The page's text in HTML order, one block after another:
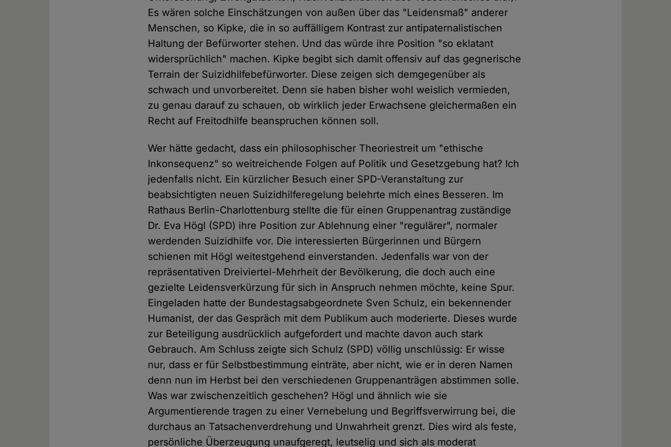
Es wären solche Einschätzungen von außen über das "Leidensmaß" anderer
Menschen, so Kipke, die in so auffälligem Kontrast zur antipaternalistischen
Haltung der Befürworter stehen. Und das würde ihre Position "so eklatant
widersprüchlich" machen. Kipke begibt sich damit offensiv auf das gegnerische
Terrain der Suizidhilfebefürworter. Diese zeigen sich demgegenüber als
schwach und unvorbereitet. Denn sie haben bisher wohl weislich vermieden,
zu genau darauf zu schauen, ob wirklich jeder Erwachsene gleichermaßen ein
Recht auf Freitodhilfe beanspruchen können soll.
Wer hätte gedacht, dass ein philosophischer Theoriestreit um "ethische
Inkonsequenz" so weitreichende Folgen auf Politik und Gesetzgebung hat? Ich
jedenfalls nicht. Ein kürzlicher Besuch einer SPD-Veranstaltung zur
beabsichtigten neuen Suizidhilferegelung belehrte mich eines Besseren. Im
Rathaus Berlin-Charlottenburg stellte die für einen Gruppenantrag zuständige
Dr. Eva Högl (SPD) ihre Position zur Ablehnung einer "regulärer", normaler
werdenden Suizidhilfe vor. Die interessierten Bürgerinnen und Bürgern
schienen mit Högl weitestgehend einverstanden. Jedenfalls war von der
repräsentativen Dreiviertel-Mehrheit der Bevölkerung, die doch auch eine
gezielte Leidensverkürzung für sich in Anspruch nehmen möchte, keine Spur.
Eingeladen hatte der Bundestagsabgeordnete Sven Schulz, ein bekennender
Humanist, der das Gespräch mit dem Publikum auch moderierte. Dieses wurde
zur Beteiligung ausdrücklich aufgefordert und machte davon auch stark
Gebrauch. Am Schluss zeigte sich Schulz (SPD) völlig unschlüssig: Er wisse
nur, dass er für Selbstbestimmung einträte, aber nicht, wie er in deren Namen
denn nun im Herbst bei den verschiedenen Gruppenanträgen abstimmen solle.
Was war zwischenzeitlich geschehen? Högl und ähnlich wie sie
Argumentierende tragen zu einer Vernebelung und Begriffsverwirrung bei, die
durchaus an Tatsachenverdrehung und Unwahrheit grenzt. Dies wird als feste,
persönliche Überzeugung unaufgeregt, leutselig und sich als moderat